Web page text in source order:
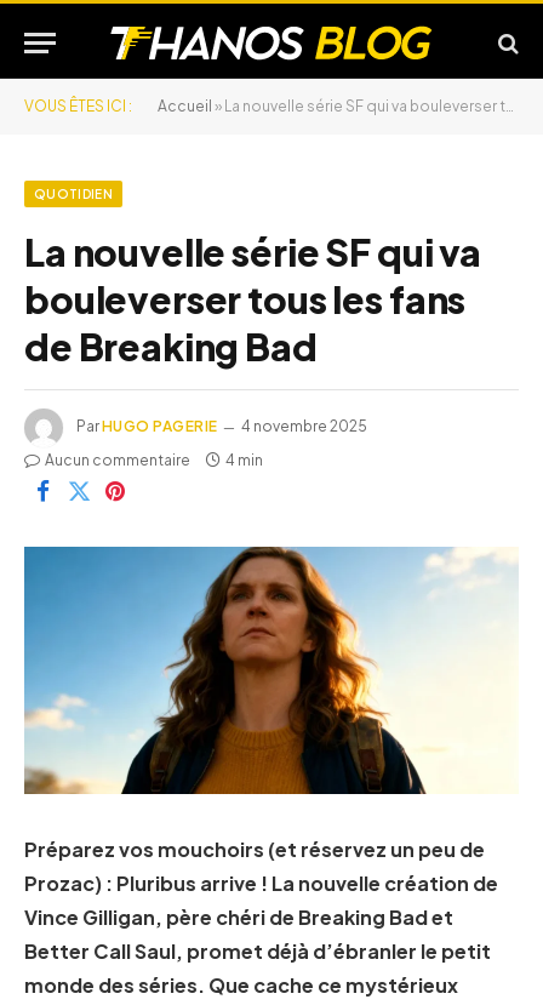
VOUS ÊTES ICI : Accueil » La nouvelle série SF qui va bouleverser tous les fans de Breaking Bad
QUOTIDIEN
La nouvelle série SF qui va
bouleverser tous les fans
de Breaking Bad
ParHUGO PAGERIE
4 novembre 2025
Aucun commentaire
4 min
Préparez vos mouchoirs (et réservez un peu de
Prozac) : Pluribus arrive ! La nouvelle création de
Vince Gilligan, père chéri de Breaking Bad et
Better Call Saul, promet déjà d’ébranler le petit
monde des séries. Que cache ce mystérieux